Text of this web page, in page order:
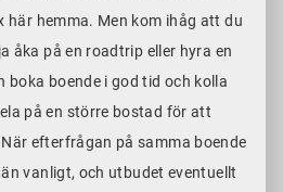
här hemma. Men kom ihåg att du
åka på en roadtrip eller hyra en
boka boende i god tid och kolla
på en större bostad för att
efterfrågan på samma boende
vanligt, och utbudet eventuellt